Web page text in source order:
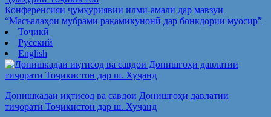
Конференсияи ҷумҳуриявии илмӣ-амалӣ дар мавзуи
“Масъалаҳои мубрами рақамикунонӣ дар бонкдории муосир”
Тоҷикӣ
Русский
English
Донишкадаи иқтисод ва савдои Донишгоҳи давлатии
тиҷорати Тоҷикистон дар ш. Хуҷанд